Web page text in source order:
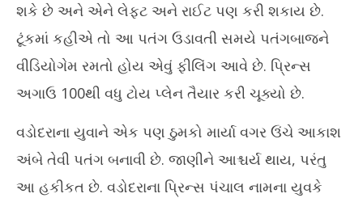
શકે છે અને એને લેફ્ટ અને રાઈટ પણ કરી શકાય છે.
ટૂંકમાં કહીએ તો આ પતંગ ઉડાવતી સમયે પતંગબાજને
વીડિયોગેમ રમતો હોય એવું ફીલિંગ આવે છે. પ્રિન્સ
અગાઉ 100થી વધુ ટોય પ્લેન તૈયાર કરી ચૂક્યો છે.
વડોદરાના યુવાને એક પણ ઠુમકો માર્યા વગર ઉંચે આકાશ
અંબે તેવી પતંગ બનાવી છે. જાણીને આશ્ચર્ય થાય, પરંતુ
આ હકીકત છે. વડોદરાના પ્રિન્સ પંચાલ નામના યુવકે